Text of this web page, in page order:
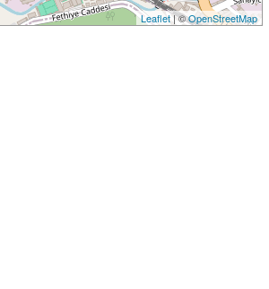
Leaflet| ©OpenStreetMap